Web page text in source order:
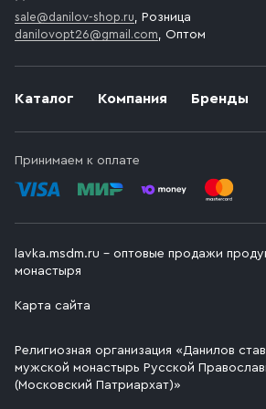
Каталог Компания Бренды
Принимаем к оплате
sale@danilov-shop.ru, Розница
danilovopt26@gmail.com, Оптом
lavka.msdm.ru – оптовые продажи
монастыря
Карта сайта
Религиозная организация «Данилов
мужской монастырь Русской
(Московский Патриархат)»